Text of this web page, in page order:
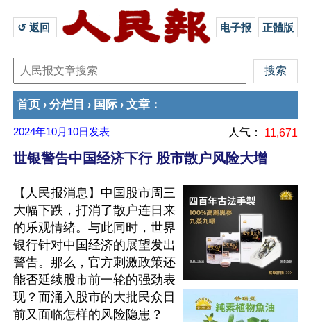
↺ 返回 电子报 正體版
首页 › 分栏目 › 国际 › 文章 ：
2024年10月10日 发表 人气： 11,671
世银警告中国经济下行 股市散户风险大增
【人民报消息】中国股市周三
大幅下跌，打消了散户连日来
的乐观情绪。与此同时，世界
银行针对中国经济的展望发出
警告。那么，官方刺激政策还
能否延续股市前一轮的强劲表
现？而涌入股市的大批民众目
前又面临怎样的风险隐患？